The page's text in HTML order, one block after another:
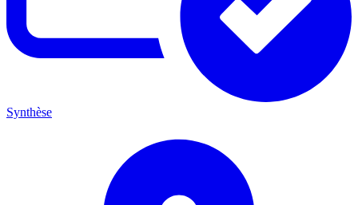
Synthèse